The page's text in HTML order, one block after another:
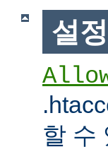
설정
할 수